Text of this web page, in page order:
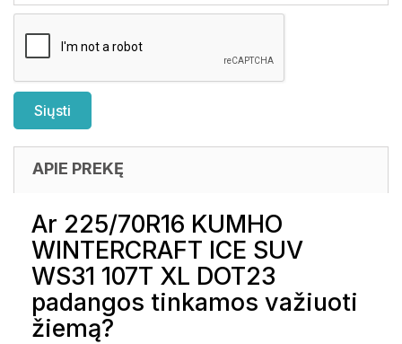
APIE PREKĘ
Ar 225/70R16 KUMHO
WINTERCRAFT ICE SUV
WS31 107T XL DOT23
padangos tinkamos važiuoti
žiemą?